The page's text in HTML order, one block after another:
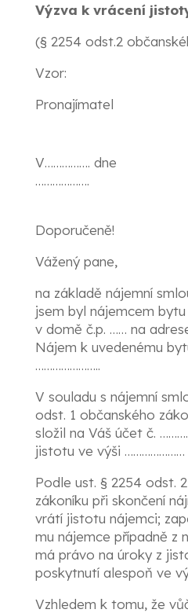
Výzva k vrácení
(§ 2254 odst.2
Vzor:
V……………. dne
Doporučeně!
Vážený pane,
na základě nájemní
jsem byl nájemcem
v domě č.p. …… na
Nájem k uvedenému
…………………..
V souladu s nájemní
odst. 1 občanského
složil na Váš účet č.
jistotu ve výši …………………
Podle ust. § 2254 odst.
zákoníku při skončení
vrátí jistotu nájemci;
mu nájemce případně z
má právo na úroky z
poskytnutí alespoň ve
Vzhledem k tomu, že